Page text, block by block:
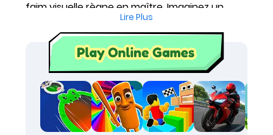
faim visuelle règne en maître. Imaginez un
tourbillon affamé, un spectacle hypnotique de
croissance exponentielle, avalant tout sur son
passage. De minuscule point, votre gouffre
devient une monstruosité engloutissant
l'écran. C'est un festin pour les yeux, une
explosion de couleurs et de formes à mesure
que vous dévorez votre environnement.
Oubliez la monotonie, car voici l'antidote
parfait, l'un de ces website games to play
Lire Plus